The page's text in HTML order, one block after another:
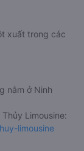
xuất trong các
nằm ở Ninh
Limousine:
limousine